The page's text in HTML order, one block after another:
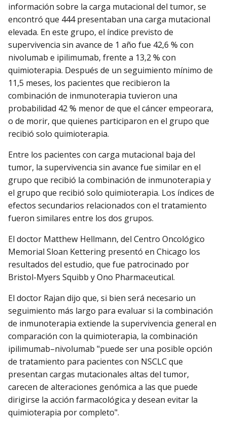
información sobre la carga mutacional del tumor, se
encontró que 444 presentaban una carga mutacional
elevada. En este grupo, el índice previsto de
supervivencia sin avance de 1 año fue 42,6 % con
nivolumab e ipilimumab, frente a 13,2 % con
quimioterapia. Después de un seguimiento mínimo de
11,5 meses, los pacientes que recibieron la
combinación de inmunoterapia tuvieron una
probabilidad 42 % menor de que el cáncer empeorara,
o de morir, que quienes participaron en el grupo que
recibió solo quimioterapia.
Entre los pacientes con carga mutacional baja del
tumor, la supervivencia sin avance fue similar en el
grupo que recibió la combinación de inmunoterapia y
el grupo que recibió solo quimioterapia. Los índices de
efectos secundarios relacionados con el tratamiento
fueron similares entre los dos grupos.
El doctor Matthew Hellmann, del Centro Oncológico
Memorial Sloan Kettering presentó en Chicago los
resultados del estudio, que fue patrocinado por
Bristol-Myers Squibb y Ono Pharmaceutical.
El doctor Rajan dijo que, si bien será necesario un
seguimiento más largo para evaluar si la combinación
de inmunoterapia extiende la supervivencia general en
comparación con la quimioterapia, la combinación
ipilimumab–nivolumab "puede ser una posible opción
de tratamiento para pacientes con NSCLC que
presentan cargas mutacionales altas del tumor,
carecen de alteraciones genómica a las que puede
dirigirse la acción farmacológica y desean evitar la
quimioterapia por completo".